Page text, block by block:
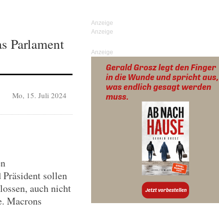
Parlament
Mo, 15. Juli 2024
sollen
auch nicht
Macrons
Anzeige